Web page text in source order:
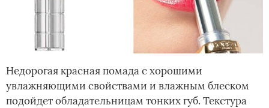
Недорогая красная помада с хорошими
увлажняющими свойствами и влажным блеском
подойдет обладательницам тонких губ. Текстура